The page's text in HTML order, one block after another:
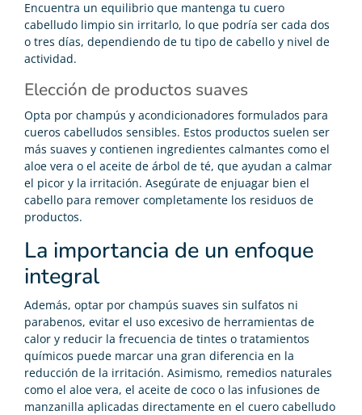
Encuentra un equilibrio que mantenga tu cuero
cabelludo limpio sin irritarlo, lo que podría ser cada dos
o tres días, dependiendo de tu tipo de cabello y nivel de
actividad.
Elección de productos suaves
Opta por champús y acondicionadores formulados para
cueros cabelludos sensibles. Estos productos suelen ser
más suaves y contienen ingredientes calmantes como el
aloe vera o el aceite de árbol de té, que ayudan a calmar
el picor y la irritación. Asegúrate de enjuagar bien el
cabello para remover completamente los residuos de
productos.
La importancia de un enfoque
integral
Además, optar por champús suaves sin sulfatos ni
parabenos, evitar el uso excesivo de herramientas de
calor y reducir la frecuencia de tintes o tratamientos
químicos puede marcar una gran diferencia en la
reducción de la irritación. Asimismo, remedios naturales
como el aloe vera, el aceite de coco o las infusiones de
manzanilla aplicadas directamente en el cuero cabelludo